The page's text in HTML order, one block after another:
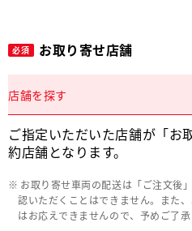
必須 お取り寄せ店舗
店舗を探す
ご指定いただいた店舗が「お
約店舗となります。
お取り寄せ車両の配送は「ご注文後
認いただくことはできません。また
はお応えできませんので、予めご了承